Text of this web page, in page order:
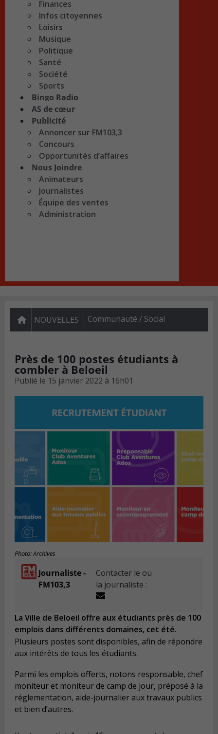
Finances
Infos citoyennes
Loisirs
Musique
Politique
Santé
Société
Sports
Bingo Radio
AS de cœur
Publicité
Annoncer sur FM103,3
Concours
Opportunités d’affaires
Nous Joindre
Animateurs
Journalistes
Équipe des ventes
Administration
NOUVELLES Communauté / Social
Près de 100 postes étudiants à
combler à Beloeil
Publié le 15 janvier 2022 à 16h01
Photo: Archives
Journaliste -
FM103,3
Contacter le ou
la journaliste :
La Ville de Beloeil offre aux étudiants près de 100
emplois dans différents domaines, cet été.
Plusieurs postes sont disponibles, afin de répondre
aux intérêts de tous les étudiants.
Parmi les emplois offerts, notons responsable, chef
moniteur et moniteur de camp de jour, préposé à la
réglementation, aide-journalier aux travaux publics
et bien d’autres.